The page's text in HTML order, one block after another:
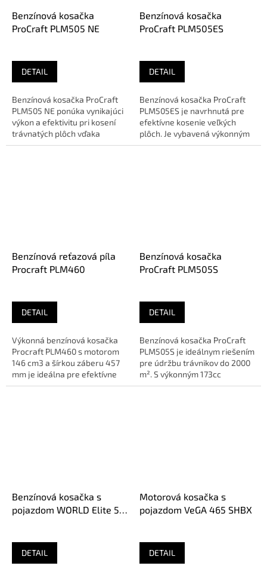
Benzínová kosačka
ProCraft PLM505 NE
DETAIL
Benzínová kosačka ProCraft
PLM505 NE ponúka vynikajúci
výkon a efektivitu pri kosení
trávnatých plôch vďaka
silnému štvortaktnému
Benzínová kosačka
ProCraft PLM505ES
DETAIL
Benzínová kosačka ProCraft
PLM505ES je navrhnutá pre
efektívne kosenie veľkých
plôch. Je vybavená výkonným
motorom a praktickým...
Benzínová reťazová píla
Procraft PLM460
DETAIL
Výkonná benzínová kosačka
Procraft PLM460 s motorom
146 cm3 a šírkou záberu 457
mm je ideálna pre efektívne
kosenie väčších plôch.🔹 O E...
Benzínová kosačka
ProCraft PLM505S
DETAIL
Benzínová kosačka ProCraft
PLM505S je ideálnym riešením
pre údržbu trávnikov do 2000
m². S výkonným 173cc
motorom a centrálne...
Benzínová kosačka s
pojazdom WORLD Elite 53
DETAIL
Motorová kosačka s
pojazdom VeGA 465 SHBX
DETAIL